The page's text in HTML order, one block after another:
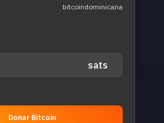
bitcoindominicana
Donar Bitcoin